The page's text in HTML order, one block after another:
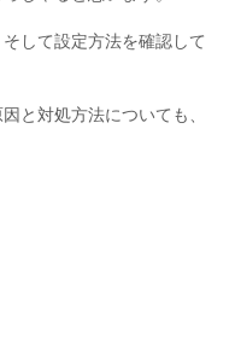
して設定方法を確認して
と対処方法についても、